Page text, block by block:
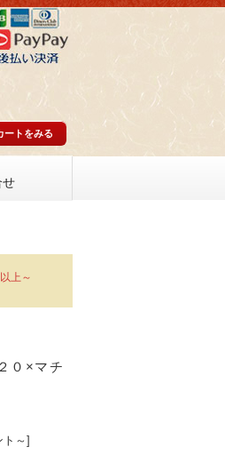
ートをみる
せ
上～
０×マチ
ト～]